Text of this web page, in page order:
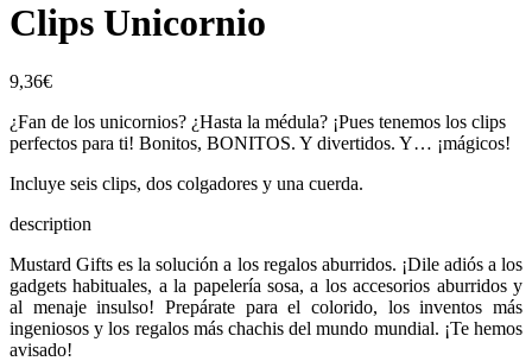
Clips Unicornio
9,36€
¿Fan de los unicornios? ¿Hasta la médula? ¡Pues tenemos los clips
perfectos para ti! Bonitos, BONITOS. Y divertidos. Y… ¡mágicos!
Incluye seis clips, dos colgadores y una cuerda.
description
Mustard Gifts es la solución a los regalos aburridos. ¡Dile adiós a los
gadgets habituales, a la papelería sosa, a los accesorios aburridos y
al menaje insulso! Prepárate para el colorido, los inventos más
ingeniosos y los regalos más chachis del mundo mundial. ¡Te hemos
avisado!